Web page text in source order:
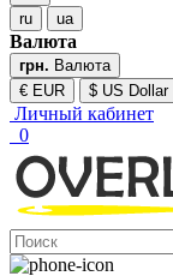
ru
ua
Валюта
грн. Валюта
€ EUR
$ US Dollar
Личный кабинет
0